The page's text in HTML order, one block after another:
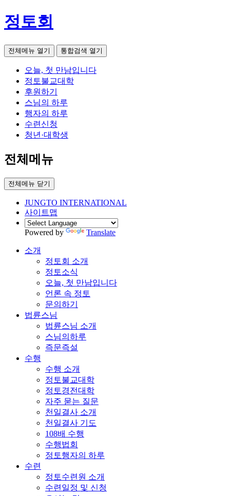
정토회
전체메뉴 열기 통합검색 열기
오늘, 첫 만남입니다
정토불교대학
후원하기
스님의 하루
행자의 하루
수련신청
청년·대학생
전체메뉴
전체메뉴 닫기
JUNGTO INTERNATIONAL
사이트맵
Powered by Translate
소개
정토회 소개
정토소식
오늘, 첫 만남입니다
언론 속 정토
문의하기
법륜스님
법륜스님 소개
스님의하루
즉문즉설
수행
수행 소개
정토불교대학
정토경전대학
자주 묻는 질문
천일결사 소개
천일결사 기도
108배 수행
수행법회
정토행자의 하루
수련
정토수련원 소개
수련일정 및 신청